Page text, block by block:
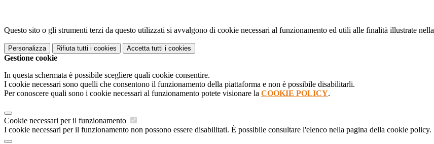
Questo sito o gli strumenti terzi da questo utilizzati si avvalgono di cookie necessari al funzionamento ed utili alle finalità illustrate nella
Personalizza Rifiuta tutti i cookies Accetta tutti i cookies
Gestione cookie
In questa schermata è possibile scegliere quali cookie consentire.
I cookie necessari sono quelli che consentono il funzionamento della piattaforma e non è possibile disabilitarli.
Per conoscere quali sono i cookie necessari al funzionamento potete visionare la COOKIE POLICY.
Cookie necessari per il funzionamento
I cookie necessari per il funzionamento non possono essere disabilitati. È possibile consultare l'elenco nella pagina della cookie policy.